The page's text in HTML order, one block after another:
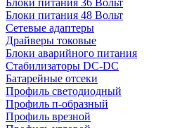
Блоки питания 36 Вольт
Блоки питания 48 Вольт
Сетевые адаптеры
Драйверы токовые
Блоки аварийного питания
Стабилизаторы DC-DC
Батарейные отсеки
Профиль светодиодный
Профиль п-образный
Профиль врезной